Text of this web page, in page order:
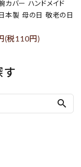
カバー ハンドメイド
本製 母の日 敬老の日
(税110円)
す
search